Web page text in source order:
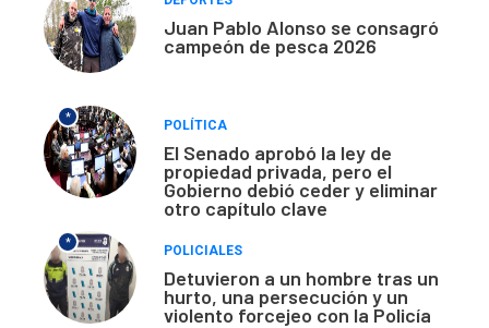
Juan Pablo Alonso se consagró
campeón de pesca 2026
*
POLÍTICA
El Senado aprobó la ley de
propiedad privada, pero el
Gobierno debió ceder y eliminar
otro capítulo clave
*
POLICIALES
Detuvieron a un hombre tras un
hurto, una persecución y un
violento forcejeo con la Policía